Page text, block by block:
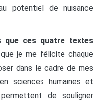
potentiel de nuisance
que ces quatre textes
je me félicite chaque
dans le cadre de mes
sciences humaines et
de souligner